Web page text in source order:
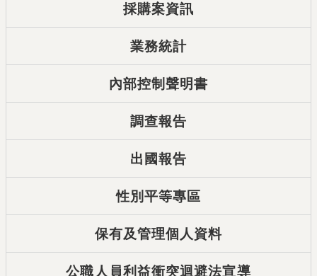
採購案資訊
業務統計
內部控制聲明書
調查報告
出國報告
性別平等專區
保有及管理個人資料
公職人員利益衝突迴避法宣導